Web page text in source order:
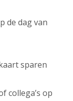
de dag van
sparen
collega’s op